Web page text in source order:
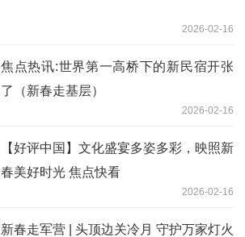
2026-02-16
焦点热讯:世界第一高桥下的新民宿开张
了（新春走基层）
2026-02-16
【好评中国】文化盛宴多姿多彩，映照新
春美好时光 焦点快看
2026-02-16
新春走军营 | 头顶边关冷月 守护万家灯火